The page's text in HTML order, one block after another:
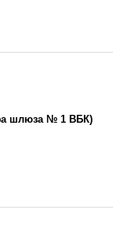
шлюза № 1 ВБК)